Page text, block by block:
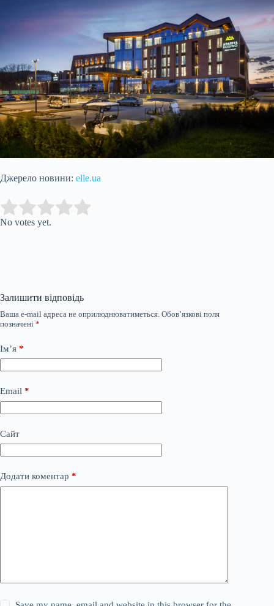
Джерело новини: elle.ua
Rate this item:
No votes yet.
Залишити відповідь
Ваша e-mail адреса не оприлюднюватиметься. Обов’язкові поля
позначені *
Ім’я *
Email *
Сайт
Додати коментар *